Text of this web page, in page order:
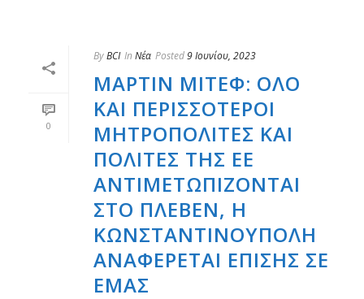
0
ByBCI In Νέα Posted9 Ιουνίου, 2023
ΜΆΡΤΙΝ ΜΊΤΕΦ: ΌΛΟ
ΚΑΙ ΠΕΡΙΣΣΌΤΕΡΟΙ
ΜΗΤΡΟΠΟΛΊΤΕΣ ΚΑΙ
ΠΟΛΊΤΕΣ ΤΗΣ ΕΕ
ΑΝΤΙΜΕΤΩΠΊΖΟΝΤΑΙ
ΣΤΟ ΠΛΈΒΕΝ, Η
ΚΩΝΣΤΑΝΤΙΝΟΎΠΟΛΗ
ΑΝΑΦΈΡΕΤΑΙ ΕΠΊΣΗΣ ΣΕ
ΕΜΆΣ